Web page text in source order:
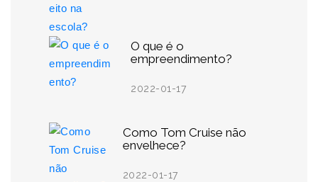
O que é o
empreendimento?
2022-01-17
Como Tom Cruise não
envelhece?
2022-01-17